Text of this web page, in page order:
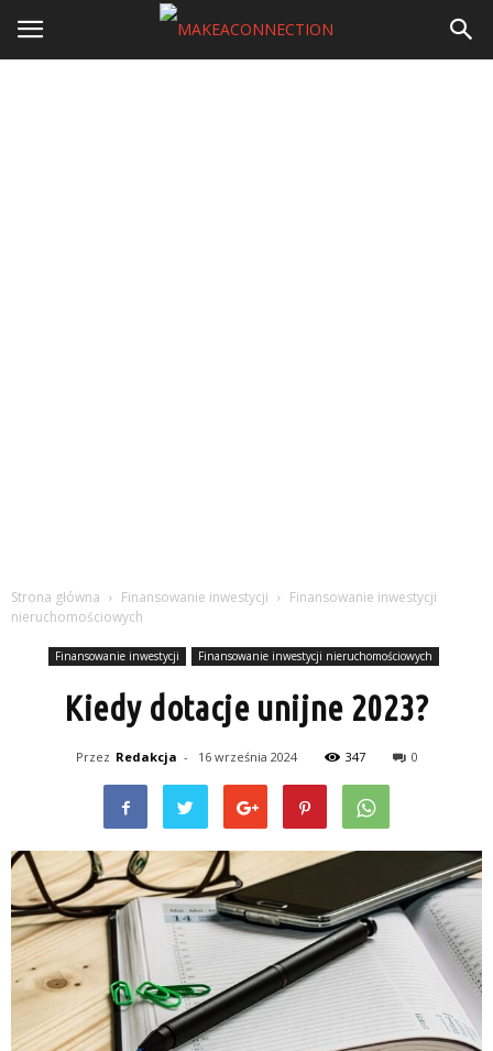
Strona główna Finansowanie inwestycji
Finansowanie inwestycji
nieruchomościowych
Finansowanie inwestycji Finansowanie inwestycji nieruchomościowych
Kiedy dotacje unijne 2023?
Przez Redakcja - 16 września 2024 347 0